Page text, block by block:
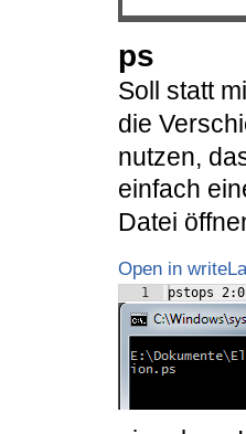
ps
Soll statt
die
nutzen,
einfach
Datei
Open in
1 pstops